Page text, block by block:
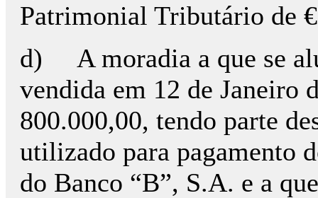
Patrimonial Tributário de
d) A moradia a que se
vendida em 12 de Janeiro
800.000,00, tendo parte
utilizado para pagamento
do Banco “B”, S.A. e a